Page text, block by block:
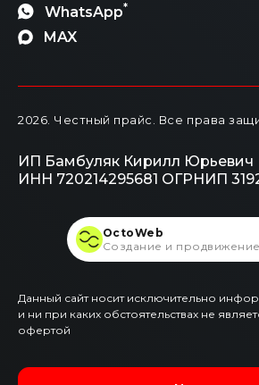
WhatsApp*
MAX
2026. Честный прайс. Все права
ИП Бамбуляк Кирилл Юрьевич
ИНН 720214295681 ОГРНИП
Данный сайт носит исключительно
и ни при каких обстоятельствах не
офертой
OctoWeb
Создание и продвижение